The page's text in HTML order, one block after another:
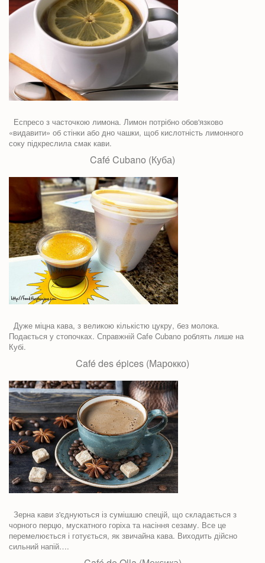
Еспресо з часточкою лимона. Лимон потрібно обов'язково
«видавити» об стінки або дно чашки, щоб кислотність лимонного
соку підкреслила смак кави.
Café Cubano (Куба)
Дуже міцна кава, з великою кількістю цукру, без молока.
Подається у стопочках. Справжній Cafe Cubano роблять лише на
Кубі.
Café des épices (Марокко)
Зерна кави з'єднуються із сумішшю спецій, що складається з
чорного перцю, мускатного горіха та насіння сезаму. Все це
перемелюється і готується, як звичайна кава. Виходить дійсно
сильний напій….